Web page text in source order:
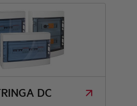
DC